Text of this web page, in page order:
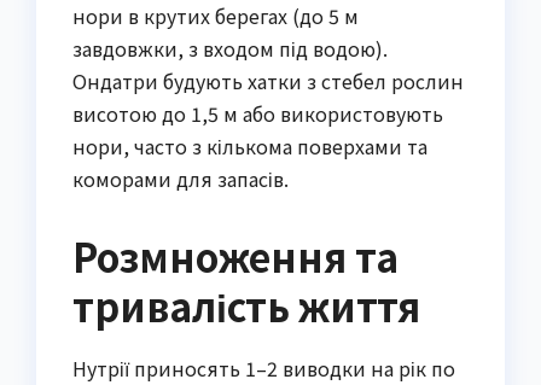
нори в крутих берегах (до 5 м
завдовжки, з входом під водою).
Ондатри будують хатки з стебел рослин
висотою до 1,5 м або використовують
нори, часто з кількома поверхами та
коморами для запасів.
Розмноження та
тривалість життя
Нутрії приносять 1–2 виводки на рік по